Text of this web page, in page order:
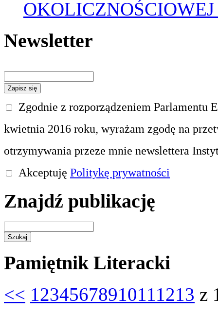
Newsletter
Zgodnie z rozporządzeniem Parlamentu
kwietnia 2016 roku, wyrażam zgodę na
otrzymywania przeze mnie newslettera
Akceptuję Politykę prywatności
Znajdź publikację
Pamiętnik Literacki
<< 12345678910111213 z